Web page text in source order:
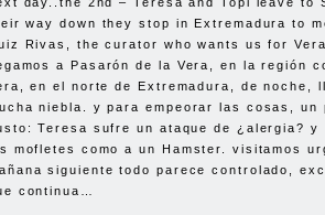
way down they stop in Extremadura to
Rivas, the curator who wants us for
a Pasarón de la Vera, en la región
en el norte de Extremadura, de noche,
niebla. y para empeorar las cosas, un
Teresa sufre un ataque de ¿alergia? y
mofletes como a un Hamster. visitamos
siguiente todo parece controlado,
continua…